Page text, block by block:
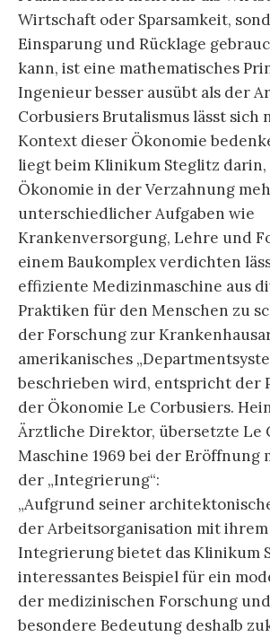
Wirtschaft oder Sparsamkeit,
Einsparung und Rücklage
kann, ist eine mathematisches
Ingenieur besser ausübt als der
Corbusiers Brutalismus lässt sich
Kontext dieser Ökonomie
liegt beim Klinikum Steglitz darin,
Ökonomie in der Verzahnung
unterschiedlicher Aufgaben wie
Krankenversorgung, Lehre und
einem Baukomplex verdichten
effiziente Medizinmaschine aus
Praktiken für den Menschen zu
der Forschung zur
amerikanisches
beschrieben wird, entspricht der
der Ökonomie Le Corbusiers.
Ärztliche Direktor, übersetzte Le
Maschine 1969 bei der Eröffnung
der „Integrierung“:
„Aufgrund seiner
der Arbeitsorganisation mit
Integrierung bietet das Klinikum
interessantes Beispiel für ein
der medizinischen Forschung
besondere Bedeutung deshalb